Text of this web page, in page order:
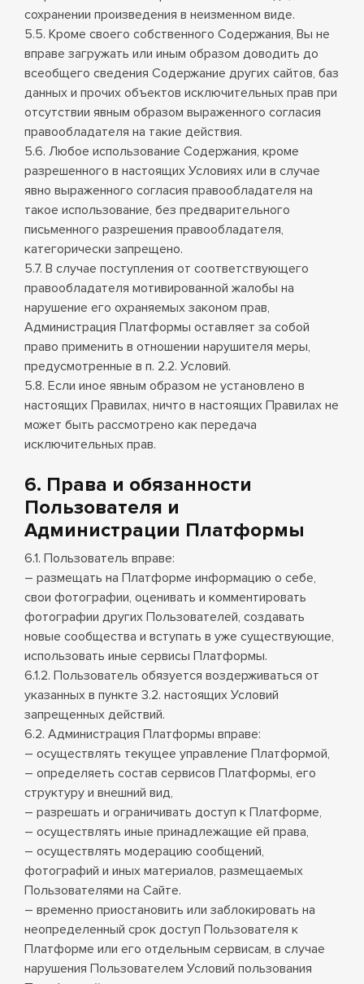
сохранении произведения в неизменном виде.
5.5. Кроме своего собственного Содержания, Вы не
вправе загружать или иным образом доводить до
всеобщего сведения Содержание других сайтов, баз
данных и прочих объектов исключительных прав при
отсутствии явным образом выраженного согласия
правообладателя на такие действия.
5.6. Любое использование Содержания, кроме
разрешенного в настоящих Условиях или в случае
явно выраженного согласия правообладателя на
такое использование, без предварительного
письменного разрешения правообладателя,
категорически запрещено.
5.7. В случае поступления от соответствующего
правообладателя мотивированной жалобы на
нарушение его охраняемых законом прав,
Администрация Платформы оставляет за собой
право применить в отношении нарушителя меры,
предусмотренные в п. 2.2. Условий.
5.8. Если иное явным образом не установлено в
настоящих Правилах, ничто в настоящих Правилах не
может быть рассмотрено как передача
исключительных прав.
6. Права и обязанности
Пользователя и
Администрации Платформы
6.1. Пользователь вправе:
– размещать на Платформе информацию о себе,
свои фотографии, оценивать и комментировать
фотографии других Пользователей, создавать
новые сообщества и вступать в уже существующие,
использовать иные сервисы Платформы.
6.1.2. Пользователь обязуется воздерживаться от
указанных в пункте 3.2. настоящих Условий
запрещенных действий.
6.2. Администрация Платформы вправе:
– осуществлять текущее управление Платформой,
– определяеть состав сервисов Платформы, его
структуру и внешний вид,
– разрешать и ограничивать доступ к Платформе,
– осуществлять иные принадлежащие ей права,
– осуществлять модерацию сообщений,
фотографий и иных материалов, размещаемых
Пользователями на Сайте.
– временно приостановить или заблокировать на
неопределенный срок доступ Пользователя к
Платформе или его отдельным сервисам, в случае
нарушения Пользователем Условий пользования